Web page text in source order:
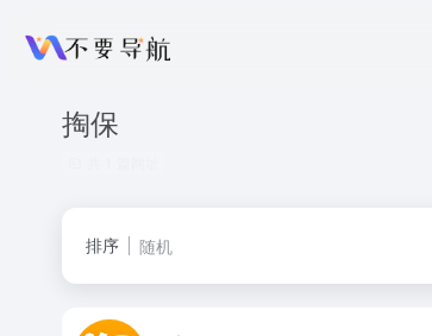
掏保
排序 随机